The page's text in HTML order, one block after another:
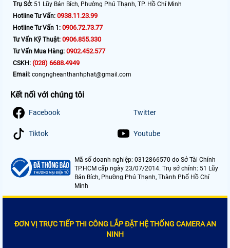
Trụ Sở: 51 Lũy Bán Bích, Phường Phú Thạnh, TP. Hồ Chí Minh
Hotline Tư Vấn: 0938.11.23.99
Hotline Tư Vấn 1: 0906.72.73.77
Tư Vấn Kỹ Thuật: 0906.855.330
Tư Vấn Mua Hàng: 0902.452.577
CSKH: (028) 6688.4949
Email: congngheanthanhphat@gmail.com
Kết nối với chúng tôi
Facebook Twitter
Tiktok Youtube
Mã số doanh nghiệp: 0312866570 do Sở Tài Chính
TP.HCM cấp ngày 23/07/2014. Trụ sở chính: 51 Lũy
Bán Bích, Phường Phú Thạnh, Thành Phố Hồ Chí
Minh
ĐƠN VỊ TRỰC TIẾP THI CÔNG LẮP ĐẶT HỆ THỐNG CAMERA AN
NINH